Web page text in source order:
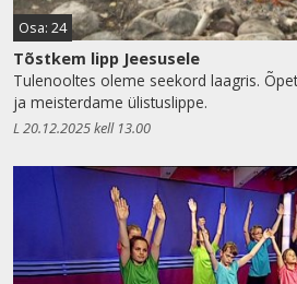
Osa: 24
Tõstkem lipp Jeesusele
Tulenooltes oleme seekord laagris.
ja meisterdame ülistuslippe.
L 20.12.2025 kell 13.00